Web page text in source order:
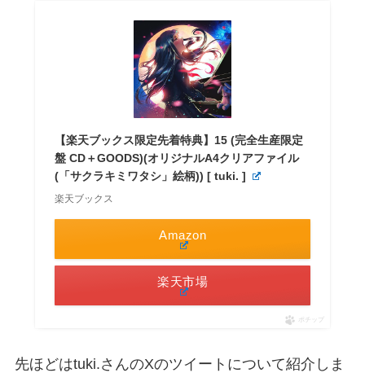
【楽天ブックス限定先着特典】15 (完全生産限定
盤 CD＋GOODS)(オリジナルA4クリアファイル
(「サクラキミワタシ」絵柄)) [ tuki. ]
楽天ブックス
Amazon
楽天市場
ポチップ
先ほどはtuki.さんのXのツイートについて紹介しま